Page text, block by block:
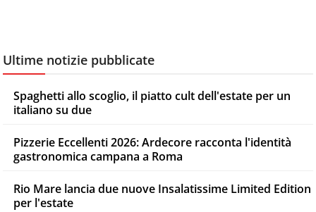
Ultime notizie pubblicate
Spaghetti allo scoglio, il piatto cult dell'estate per un
italiano su due
Pizzerie Eccellenti 2026: Ardecore racconta l'identità
gastronomica campana a Roma
Rio Mare lancia due nuove Insalatissime Limited Edition
per l'estate